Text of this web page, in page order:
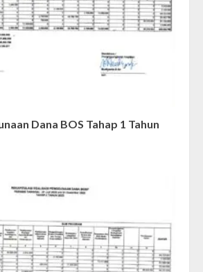
Dana BOS Tahap 1 Tahun